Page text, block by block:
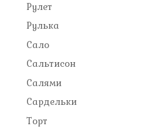
Рулет
Рулька
Сало
Сальтисон
Салями
Сардельки
Торт